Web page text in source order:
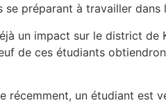
se préparant à travailler
un impact sur le district
de ces étudiants
récemment, un étudiant est